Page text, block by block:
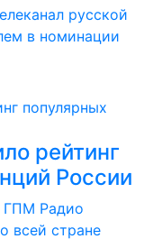
русской
в номинации
рейтинг
России
ГПМ Радио
всей стране